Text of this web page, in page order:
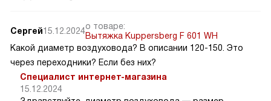
Сергей15.12.2024о товаре:
Вытяжка Kuppersberg F 601 WH
Какой диаметр воздуховода? В описании 120-150. Это
через переходники? Если без них?
Специалист интернет-магазина
15.12.2024